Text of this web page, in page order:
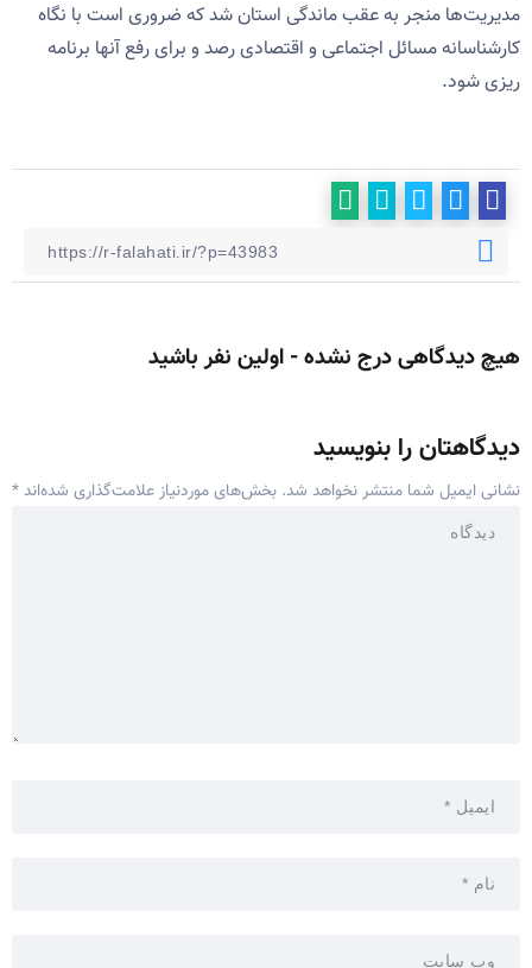
مدیریت‌ها منجر به عقب ماندگی استان شد که ضروری است با نگاه
کارشناسانه مسائل اجتماعی و اقتصادی رصد و برای رفع آنها برنامه
ریزی شود.
هیچ دیدگاهی درج نشده - اولین نفر باشید
دیدگاهتان را بنویسید
نشانی ایمیل شما منتشر نخواهد شد. بخش‌های موردنیاز علامت‌گذاری شده‌اند*